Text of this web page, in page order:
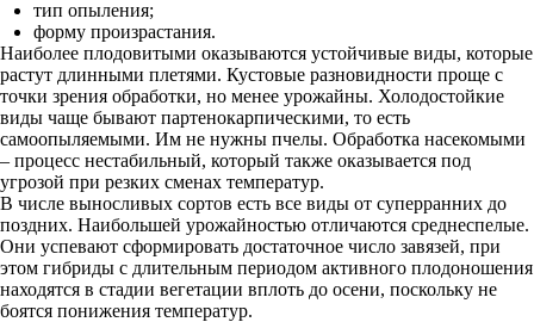
тип опыления;
форму произрастания.
Наиболее плодовитыми оказываются устойчивые виды, которые
растут длинными плетями. Кустовые разновидности проще с
точки зрения обработки, но менее урожайны. Холодостойкие
виды чаще бывают партенокарпическими, то есть
самоопыляемыми. Им не нужны пчелы. Обработка насекомыми
– процесс нестабильный, который также оказывается под
угрозой при резких сменах температур.
В числе выносливых сортов есть все виды от суперранних до
поздних. Наибольшей урожайностью отличаются среднеспелые.
Они успевают сформировать достаточное число завязей, при
этом гибриды с длительным периодом активного плодоношения
находятся в стадии вегетации вплоть до осени, поскольку не
боятся понижения температур.